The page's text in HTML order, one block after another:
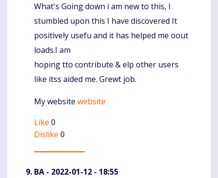
Komentaras
What's Going down i am new to this, I
stumbled upon this I have discovered It
positively usefu and it has helped me oout
loads.I am
hoping tto contribute & elp other users
like itss aided me. Grewt job.
My website website
Like 0
Dislike 0
BA - 2022-01-12 - 18:55